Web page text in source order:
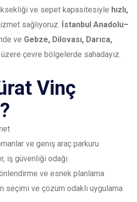
ve sepet kapasitesiyle hızlı,
sağlıyoruz. İstanbul Anadolu–
ve Gebze, Dilovası, Darıca,
çevre bölgelerde sahadayız.
Vinç
ve geniş araç parkuru
iş güvenliği odağı
ve esnek planlama
seçimi ve çözüm odaklı uygulama